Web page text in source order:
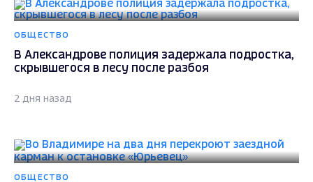
ОБЩЕСТВО
В Александрове полиция задержала подростка,
скрывшегося в лесу после разбоя
2 дня назад
ОБЩЕСТВО